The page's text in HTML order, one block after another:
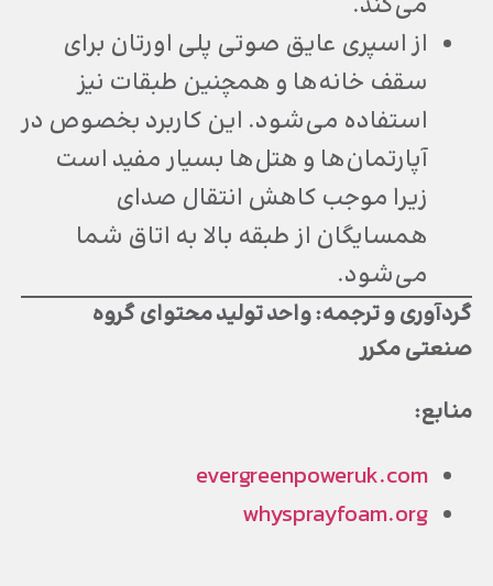
از اسپری عایق صوتی پلی اورتان برای
سقف خانه‌ها و همچنین طبقات نیز
استفاده می‌شود. این کاربرد بخصوص در
آپارتمان‌ها و هتل‌ها بسیار مفید است
زیرا موجب کاهش انتقال صدای
همسایگان از طبقه بالا به اتاق شما
می‌شود.
گردآوری و ترجمه: واحد تولید محتوای گروه
صنعتی مکرر
منابع:
evergreenpoweruk.com
whysprayfoam.org